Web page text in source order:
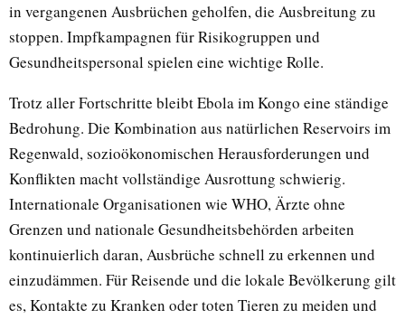
in vergangenen Ausbrüchen geholfen, die Ausbreitung zu
stoppen. Impfkampagnen für Risikogruppen und
Gesundheitspersonal spielen eine wichtige Rolle.
Trotz aller Fortschritte bleibt Ebola im Kongo eine ständige
Bedrohung. Die Kombination aus natürlichen Reservoirs im
Regenwald, sozioökonomischen Herausforderungen und
Konflikten macht vollständige Ausrottung schwierig.
Internationale Organisationen wie WHO, Ärzte ohne
Grenzen und nationale Gesundheitsbehörden arbeiten
kontinuierlich daran, Ausbrüche schnell zu erkennen und
einzudämmen. Für Reisende und die lokale Bevölkerung gilt
es, Kontakte zu Kranken oder toten Tieren zu meiden und